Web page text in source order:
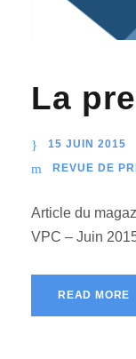
La
15 JUIN 2015
REVUE DE
Article du
VPC – Juin
READ MORE